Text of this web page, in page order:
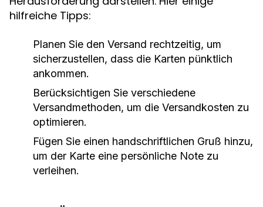
hilfreiche Tipps:
Planen Sie den Versand rechtzeitig, um
sicherzustellen, dass die Karten pünktlich
ankommen.
Berücksichtigen Sie verschiedene
Versandmethoden, um die Versandkosten zu
optimieren.
Fügen Sie einen handschriftlichen Gruß hinzu,
um der Karte eine persönliche Note zu
verleihen.